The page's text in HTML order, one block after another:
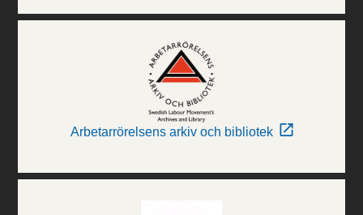
Arbetarrörelsens arkiv och bibliotek